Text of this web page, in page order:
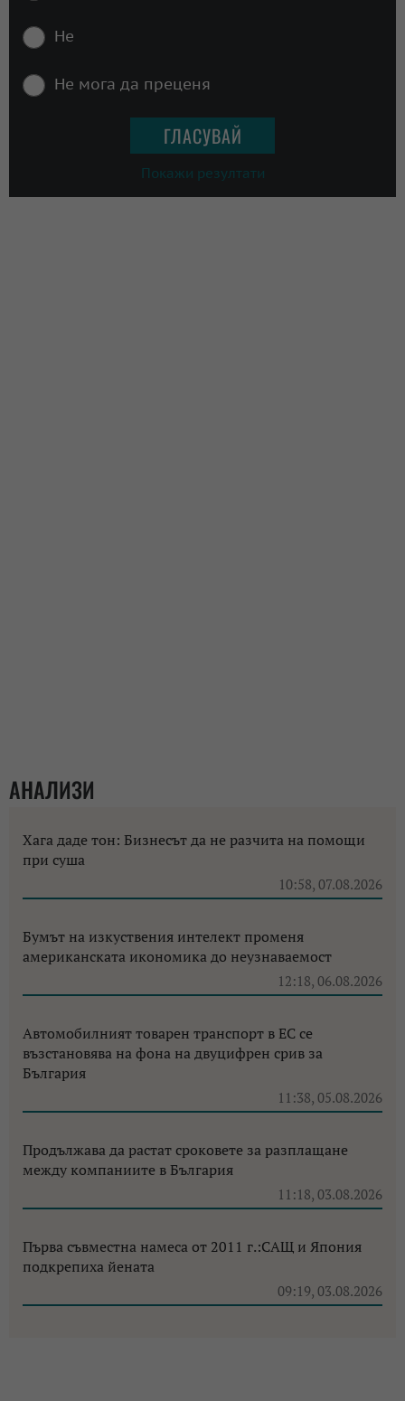
Не
Не мога да преценя
Покажи резултати
АНАЛИЗИ
Хага даде тон: Бизнесът да не разчита на помощи
при суша
10:58, 07.08.2026
Бумът на изкуствения интелект променя
американската икономика до неузнаваемост
12:18, 06.08.2026
Автомобилният товарен транспорт в ЕС се
възстановява на фона на двуцифрен срив за
България
11:38, 05.08.2026
Продължава да растат сроковете за разплащане
между компаниите в България
11:18, 03.08.2026
Първа съвместна намеса от 2011 г.:САЩ и Япония
подкрепиха йената
09:19, 03.08.2026